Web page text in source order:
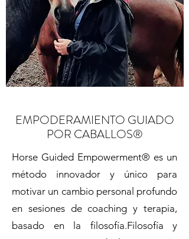
EMPODERAMIENTO GUIADO
POR CABALLOS®
Horse Guided Empowerment® es un
método innovador y único para
motivar un cambio personal profundo
en sesiones de coaching y terapia,
basado en la filosofía.Filosofía y